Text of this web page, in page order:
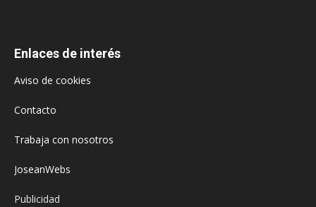
Enlaces de interés
Aviso de cookies
Contacto
Trabaja con nosotros
JoseanWebs
Publicidad